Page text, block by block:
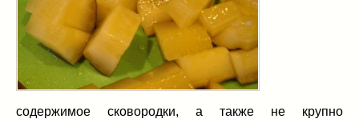
содержимое сковородки, а также не крупно